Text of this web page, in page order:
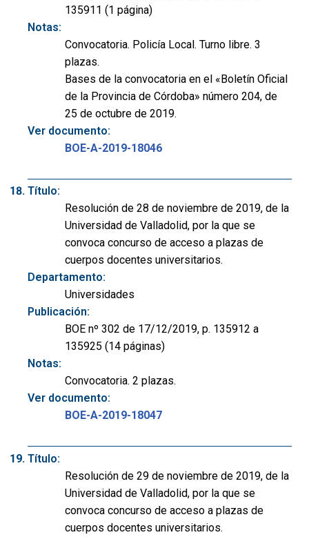
135911 (1 página)
Notas:
Convocatoria. Policía Local. Turno libre. 3
plazas.
Bases de la convocatoria en el «Boletín Oficial
de la Provincia de Córdoba» número 204, de
25 de octubre de 2019.
Ver documento:
BOE-A-2019-18046
Título:
Resolución de 28 de noviembre de 2019, de la
Universidad de Valladolid, por la que se
convoca concurso de acceso a plazas de
cuerpos docentes universitarios.
Departamento:
Universidades
Publicación:
BOE nº 302 de 17/12/2019, p. 135912 a
135925 (14 páginas)
Notas:
Convocatoria. 2 plazas.
Ver documento:
BOE-A-2019-18047
Título:
Resolución de 29 de noviembre de 2019, de la
Universidad de Valladolid, por la que se
convoca concurso de acceso a plazas de
cuerpos docentes universitarios.